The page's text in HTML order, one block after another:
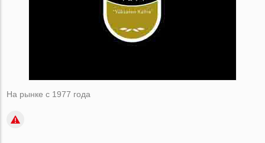
На рынке с 1977 года